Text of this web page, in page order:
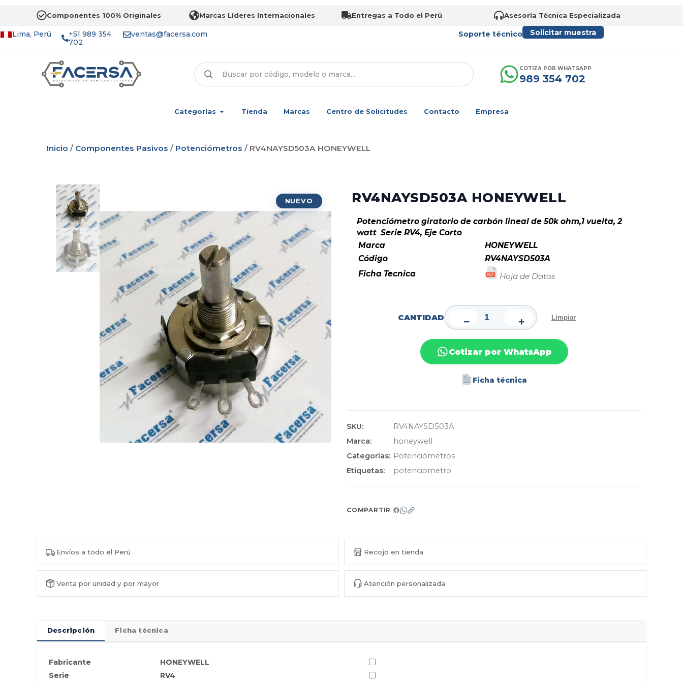
Componentes 100% Originales Marcas Líderes Internacionales Entregas a Todo el Perú Asesoría Técnica Especializada
Lima, Perú
+51 989 354
702
ventas@facersa.com Soporte técnico Solicitar muestra
COTIZA POR WHATSAPP
989 354 702
Categorías Tienda Marcas Centro de Solicitudes Contacto Empresa
Inicio / Componentes Pasivos / Potenciómetros / RV4NAYSD503A HONEYWELL
RV4NAYSD503A HONEYWELL
Potenciómetro giratorio de carbón lineal de 50k ohm,1 vuelta, 2
watt Serie RV4, Eje Corto
Marca
HONEYWELL
Código
RV4NAYSD503A
Ficha Tecnica
Hoja de Datos
CANTIDAD − + Limpiar
Cotizar por WhatsApp
Ficha técnica
SKU:
RV4NAYSD503A
Marca:
honeywell
Categorías: Potenciómetros
Etiquetas:
potenciometro
COMPARTIR
Envíos a todo el Perú Recojo en tienda
Venta por unidad y por mayor Atención personalizada
Descripción Ficha técnica
Fabricante
HONEYWELL
Serie
RV4